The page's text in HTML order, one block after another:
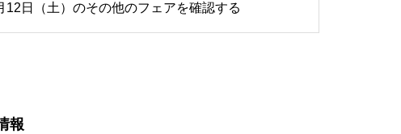
12日（土）のその他のフェアを確認する
報